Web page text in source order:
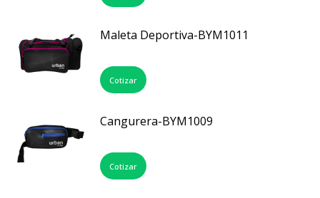
Maleta Deportiva-BYM1011
Cotizar
Cangurera-BYM1009
Cotizar